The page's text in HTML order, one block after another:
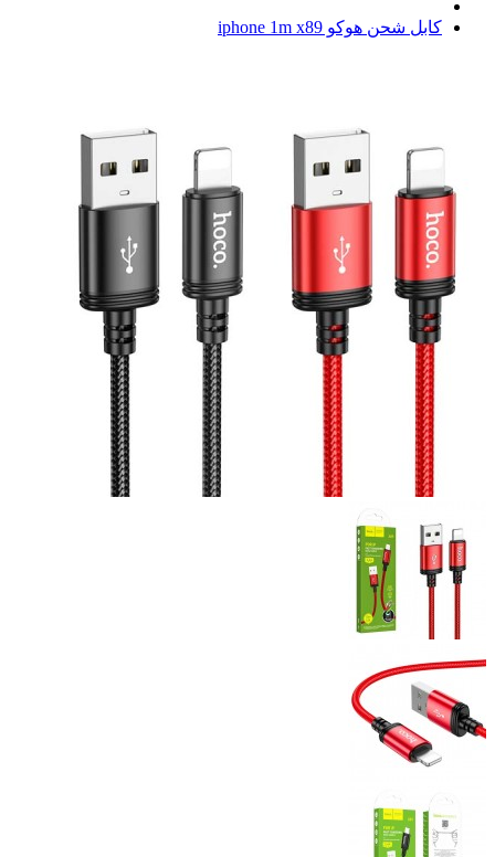
كابل شحن هوكو iphone 1m x89